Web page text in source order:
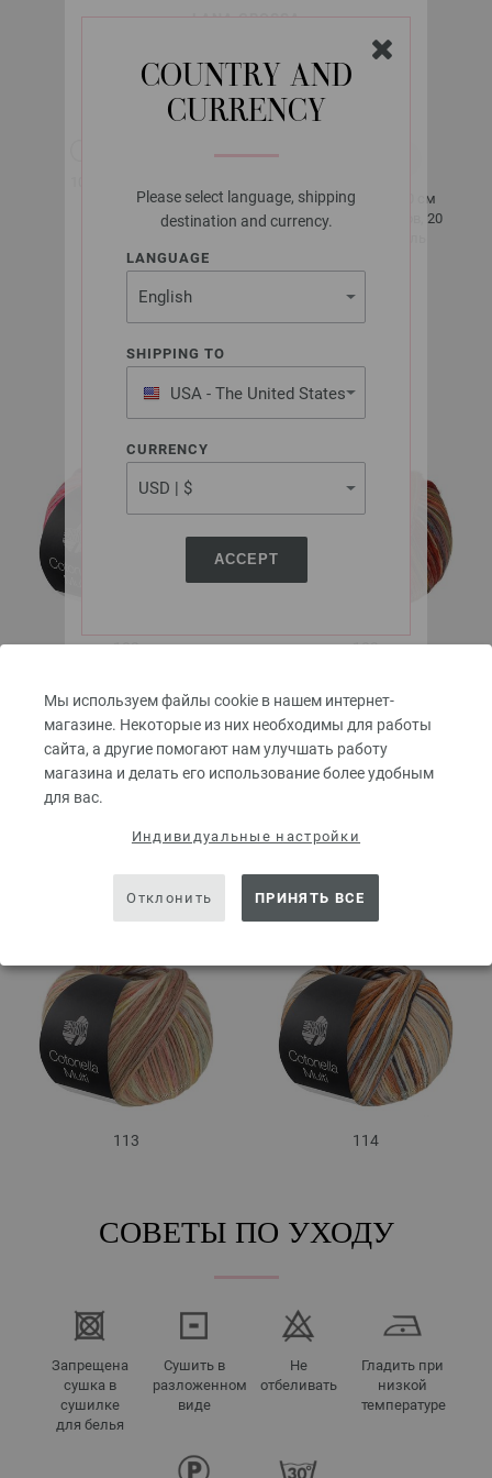
COUNTRY AND
CURRENCY
Please select language, shipping
destination and currency.
LANGUAGE
SHIPPING TO
USA - The United States
of America
CURRENCY
ACCEPT
Мы используем файлы cookie в нашем интернет-
магазине. Некоторые из них необходимы для работы
сайта, а другие помогают нам улучшать работу
магазина и делать его использование более удобным
для вас.
Индивидуальные настройки
Отклонить ПРИНЯТЬ ВСЕ
LANA GROSSA
COTONELLA MULTI
за 100 гр
4,5 - 5
10 x 10 см
26 рядов, 20
Разм. 38 -
около 400 -
500 гр
102 109
111 112
113 114
СОВЕТЫ ПО УХОДУ
Запрещена
сушка в
сушилке
для белья
Сушить в
разложенном
виде
Не
отбеливать
Гладить при
низкой
температуре